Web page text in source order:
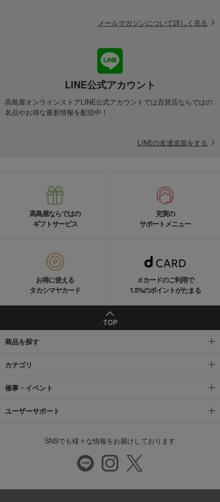
メールマガジンについて詳しく見る
LINE公式アカウント
高島屋オンラインストアLINE公式アカウントでは百貨店ならではの
名品やお得な最新情報を配信中！
LINEの友達追加をする
高島屋ならではの
ギフトサービス
充実の
サポートメニュー
お得に使える
タカシマヤカード
ｄカードのご利用で
1.5%のポイントがたまる
TOP
商品を探す
カテゴリ
催事・イベント
ユーザーサポート
SNSでも様々な情報をお届けしております